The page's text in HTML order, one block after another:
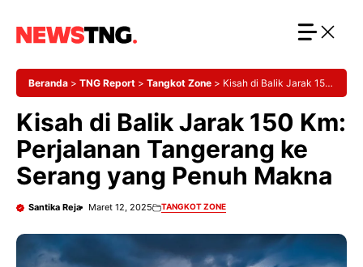
Beranda > TNG Report > Tangkot Zone > Kisah di Balik Jarak 150
Kisah di Balik Jarak 150 Km:
Perjalanan Tangerang ke
Serang yang Penuh Makna
Santika Reja Maret 12, 2025 TANGKOT ZONE